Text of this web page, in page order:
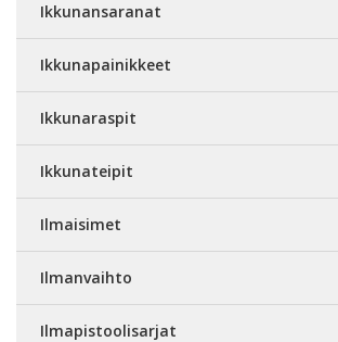
Ikkunansaranat
Ikkunapainikkeet
Ikkunaraspit
Ikkunateipit
Ilmaisimet
Ilmanvaihto
Ilmapistoolisarjat